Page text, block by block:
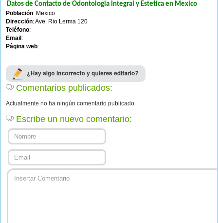
Datos de Contacto de Odontologia Integral y Estetica en Mexico
Población: Mexico
Dirección: Ave. Rio Lerma 120
Teléfono:
Email :
Página web:
Comentarios publicados:
Actualmente no ha ningún comentario publicado
Escribe un nuevo comentario: